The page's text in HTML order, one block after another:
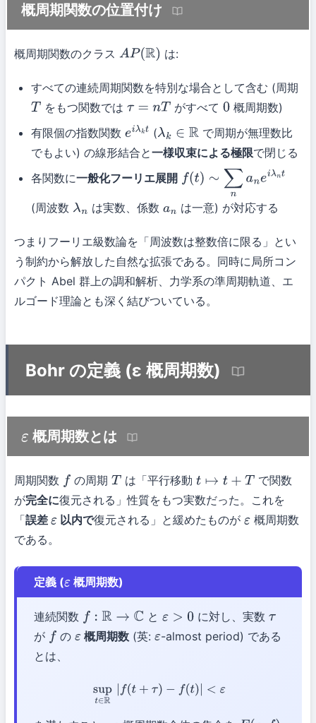
概周期関数の位置付け
概周期関数のクラス AP(R) は:
すべての連続周期関数を特別な場合として含む (周期
T をもつ関数では τ=nT がすべて0 概周期数)
有限個の指数関数 eiλkt (λk∈R
で周期が無理数比
でもよい) の線形結合と一様収束による極限で閉じる
各関数に一般化フーリエ展開 f(t)∼ ∑n an i λnt
(周波数 λn は実数、係数 an は一意) が対応する
つまりフーリエ級数論を「周波数は整数倍に限る」とい
う制約から解放した自然な拡張である。同時に局所コン
パクト Abel 群上の調和解析、力学系の準周期軌道、エ
ルゴード理論とも深く結びついている。
Bohr の定義 (ε 概周期数)
ε 概周期数とは
周期関数 f の周期 T は「平行移動 t↦t+ T
で関数
が完全に復元される」性質をもつ実数だった。これを
「誤差 ε 以内で復元される」と緩めたものがε 概周期数
である。
定義 (ε 概周期数)
連続関数 f: R→C と ε>0 に対し、実数 τ
が f の ε 概周期数 (英:ε-almost period) である
とは、
supt∈ R| (t+ τ)− f(t)|< ε